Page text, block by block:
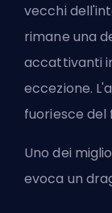
vecchi
rimane una
accattivanti
eccezione.
fuoriesce del
Uno dei
evoca un